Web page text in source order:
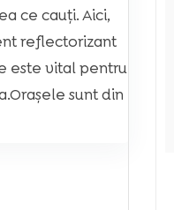
ce cauți. Aici,
reflectorizant
este vital pentru
sunt din